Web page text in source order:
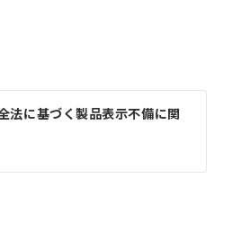
法に基づく製品表示不備に関